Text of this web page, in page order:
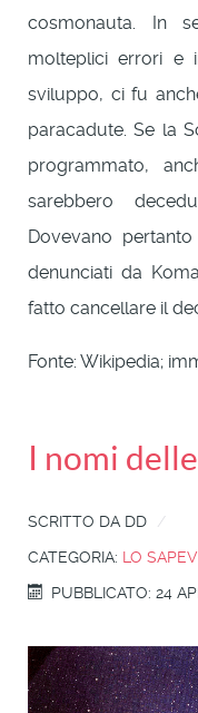
cosmonauta. In
molteplici errori e
sviluppo, ci fu
paracadute. Se la
programmato,
sarebbero
Dovevano
denunciati da
fatto cancellare il
Fonte: Wikipedia;
I nomi
SCRITTO DA DD
CATEGORIA: LO
PUBBLICATO: 24